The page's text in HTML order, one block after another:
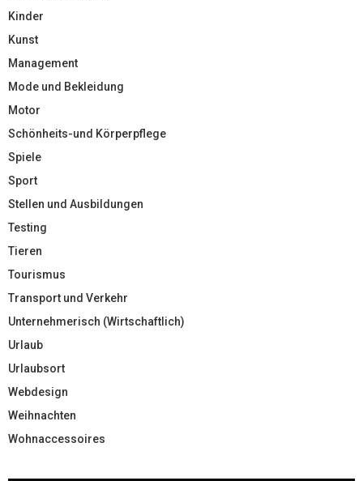
Kinder
Kunst
Management
Mode und Bekleidung
Motor
Schönheits-und Körperpflege
Spiele
Sport
Stellen und Ausbildungen
Testing
Tieren
Tourismus
Transport und Verkehr
Unternehmerisch (Wirtschaftlich)
Urlaub
Urlaubsort
Webdesign
Weihnachten
Wohnaccessoires